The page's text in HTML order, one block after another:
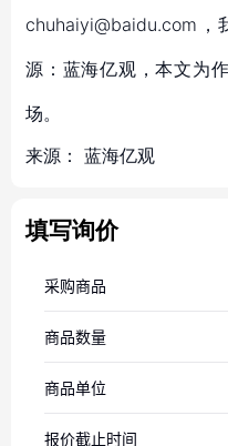
chuhaiyi@baidu.com
源：蓝海亿观，本文为
场。
来源： 蓝海亿观
填写询价